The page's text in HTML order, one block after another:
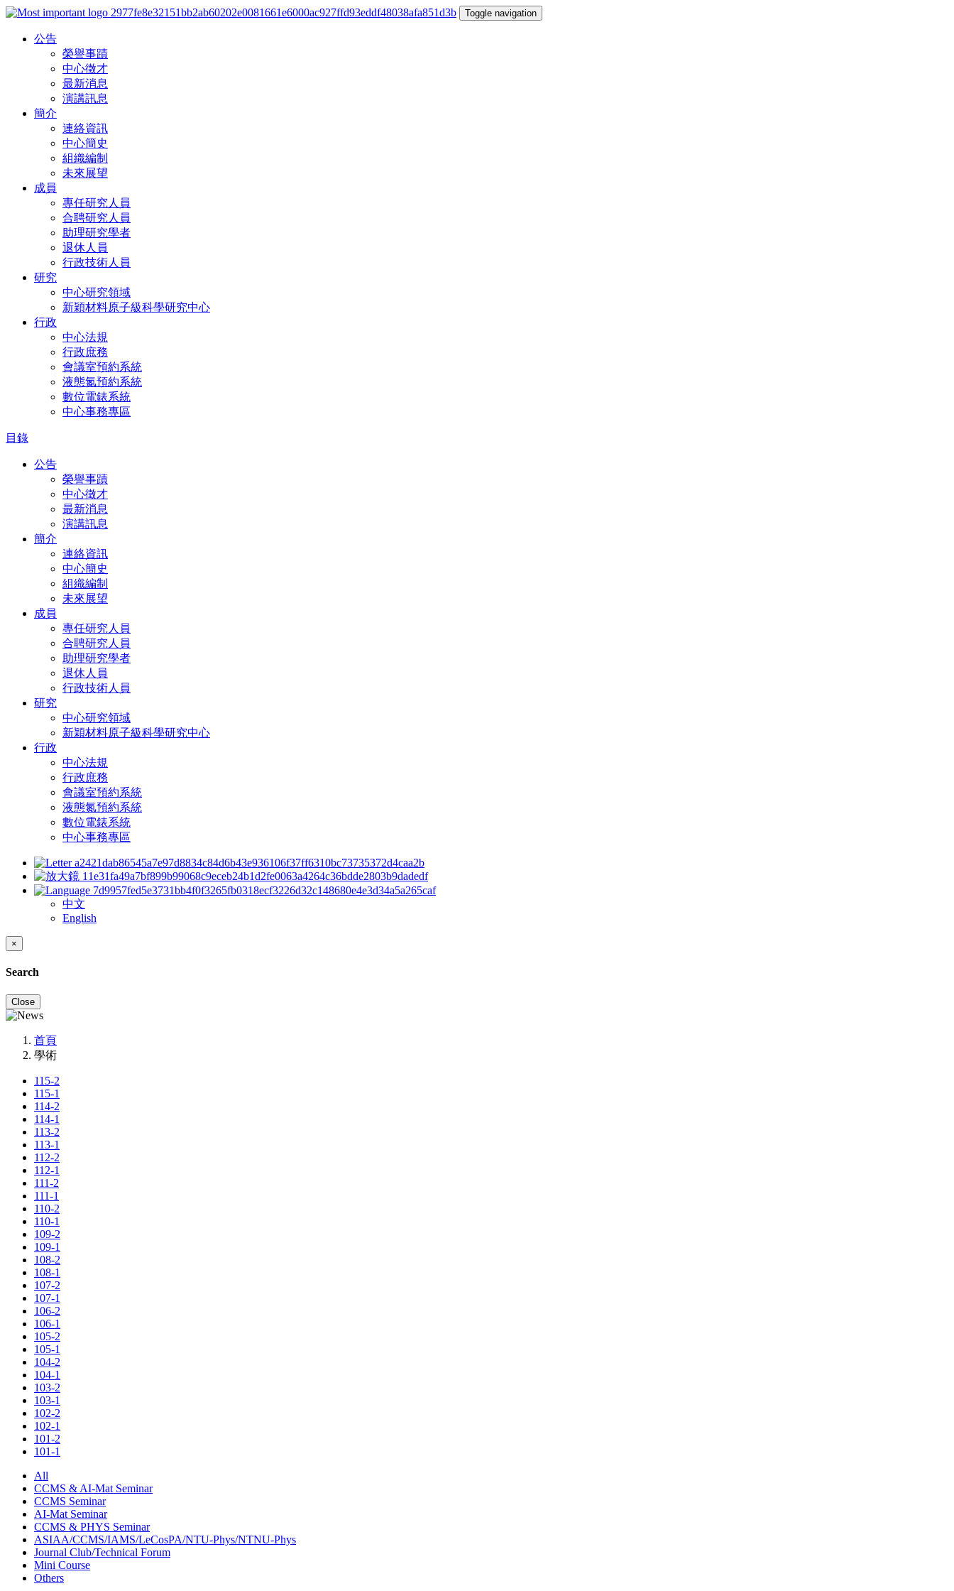
Toggle navigation
公告
榮譽事蹟
中心徵才
最新消息
演講訊息
簡介
連絡資訊
中心簡史
組織編制
未來展望
成員
專任研究人員
合聘研究人員
助理研究學者
退休人員
行政技術人員
研究
中心研究領域
新穎材料原子級科學研究中心
行政
中心法規
行政庶務
會議室預約系統
液態氮預約系統
數位電錶系統
中心事務專區
目錄
公告
榮譽事蹟
中心徵才
最新消息
演講訊息
簡介
連絡資訊
中心簡史
組織編制
未來展望
成員
專任研究人員
合聘研究人員
助理研究學者
退休人員
行政技術人員
研究
中心研究領域
新穎材料原子級科學研究中心
行政
中心法規
行政庶務
會議室預約系統
液態氮預約系統
數位電錶系統
中心事務專區
中文
English
×
Search
Close
首頁
學術
115-2
115-1
114-2
114-1
113-2
113-1
112-2
112-1
111-2
111-1
110-2
110-1
109-2
109-1
108-2
108-1
107-2
107-1
106-2
106-1
105-2
105-1
104-2
104-1
103-2
103-1
102-2
102-1
101-2
101-1
All
CCMS & AI-Mat Seminar
CCMS Seminar
AI-Mat Seminar
CCMS & PHYS Seminar
ASIAA/CCMS/IAMS/LeCosPA/NTU-Phys/NTNU-Phys
Journal Club/Technical Forum
Mini Course
Others